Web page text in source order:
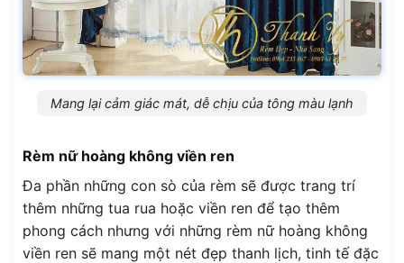
Mang lại cảm giác mát, dễ chịu của tông màu lạnh
Rèm nữ hoàng không viền ren
Đa phần những con sò của rèm sẽ được trang trí
thêm những tua rua hoặc viền ren để tạo thêm
phong cách nhưng với những rèm nữ hoàng không
viền ren sẽ mang một nét đẹp thanh lịch, tinh tế đặc